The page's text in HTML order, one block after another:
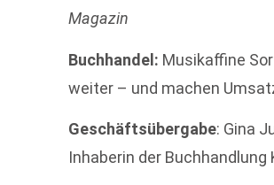
Magazin
Buchhandel: Musikaffine
weiter – und machen
Geschäftsübergabe: Gina
Inhaberin der Buchhandlung